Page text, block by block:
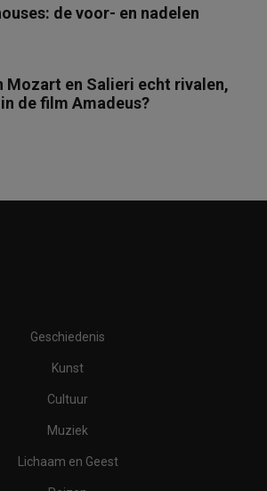
de voor- en nadelen
Mozart en Salieri echt rivalen,
de film Amadeus?
Geschiedenis
Kunst
Cultuur
Muziek
Lichaam en Geest